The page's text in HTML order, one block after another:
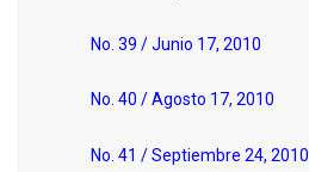
No. 39 / Junio 17, 2010
No. 40 / Agosto 17, 2010
No. 41 / Septiembre 24, 2010